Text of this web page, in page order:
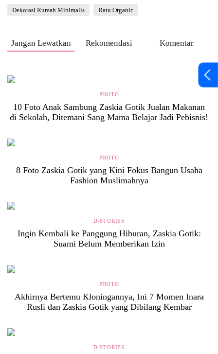
Dekorasi Rumah Minimalis Ratu Organic
Jangan Lewatkan Rekomendasi Komentar
PHOTO
10 Foto Anak Sambung Zaskia Gotik Jualan Makanan
di Sekolah, Ditemani Sang Mama Belajar Jadi Pebisnis!
PHOTO
8 Foto Zaskia Gotik yang Kini Fokus Bangun Usaha
Fashion Muslimahnya
D-STORIES
Ingin Kembali ke Panggung Hiburan, Zaskia Gotik:
Suami Belum Memberikan Izin
PHOTO
Akhirnya Bertemu Kloningannya, Ini 7 Momen Inara
Rusli dan Zaskia Gotik yang Dibilang Kembar
D-STORIES